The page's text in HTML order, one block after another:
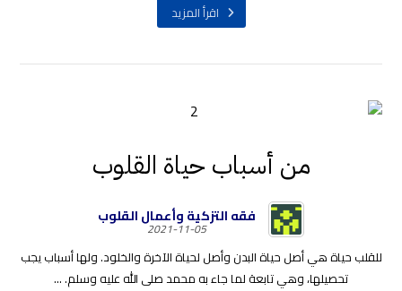
اقرأ المزيد
من أسباب حياة القلوب
فقه التزكية وأعمال القلوب
2021-11-05
للقلب حياة هي أصل حياة البدن وأصل لحياة الآخرة والخلود. ولها أسباب يجب
تحصيلها، وهي تابعة لما جاء به محمد صلى الله عليه وسلم. ...